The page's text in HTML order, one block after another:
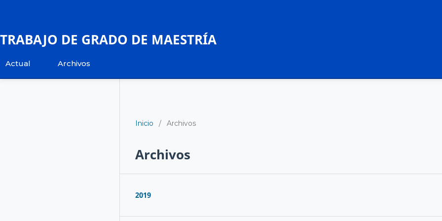
TRABAJO DE GRADO DE MAESTRÍA
Actual Archivos
Inicio / Archivos
Archivos
2019